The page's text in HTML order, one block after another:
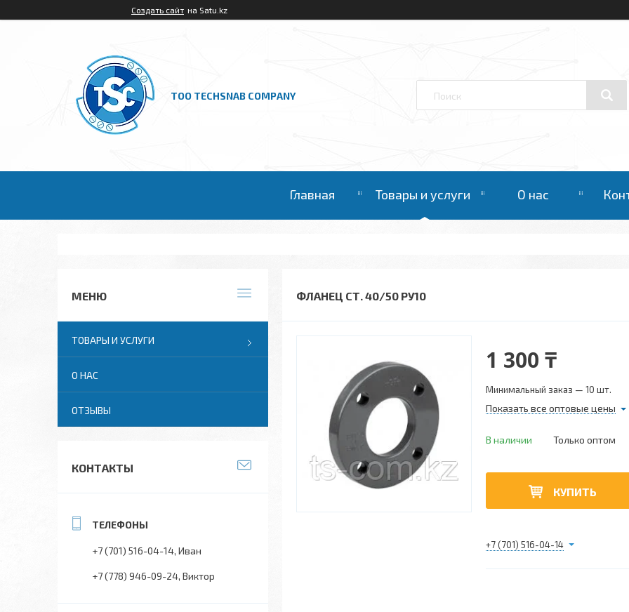
Создать сайт на Satu.kz
ТОО TECHSNAB COMPANY
Главная Товары и услуги О нас
ФЛАНЕЦ СТ. 40/50 РУ10
1 300 ₸
Минимальный заказ — 10 шт.
Показать все оптовые цены
В наличии Только оптом
КУПИТЬ
+7 (701) 516-04-14
ТОВАРЫ И УСЛУГИ
О НАС
ОТЗЫВЫ
КОНТАКТЫ
+7 (701) 516-04-14 Иван
+7 (778) 946-09-24 Виктор